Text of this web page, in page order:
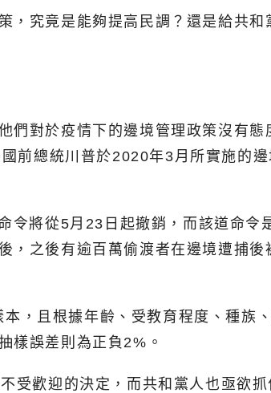
究竟是能夠提高民調？還是給共
們對於疫情下的邊境管理政策沒有態
總統川普於2020年3月所實施的
將從5月23日起撤銷，而該道命令
之後有逾百萬偷渡者在邊境遭捕
，且根據年齡、受教育程度、種族
樣誤差則為正負2%。
歡迎的決定，而共和黨人也亟欲抓